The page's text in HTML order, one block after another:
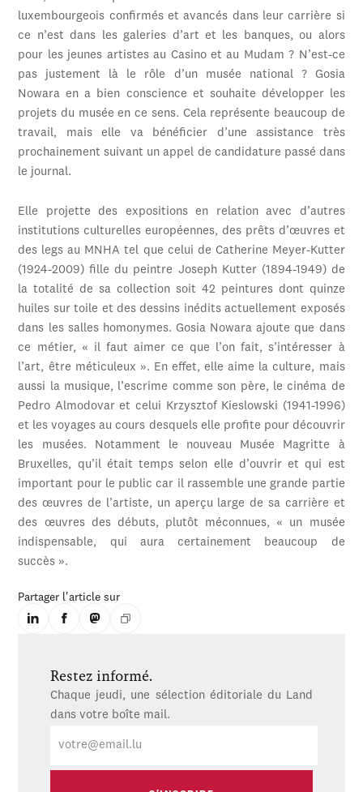
luxembourgeois confirmés et avancés dans leur carrière si
ce n’est dans les galeries d’art et les banques, ou alors
pour les jeunes artistes au Casino et au Mudam ? N’est-ce
pas justement là le rôle d’un musée national ? Gosia
Nowara en a bien conscience et souhaite développer les
projets du musée en ce sens. Cela représente beaucoup de
travail, mais elle va bénéficier d’une assistance très
prochainement suivant un appel de candidature passé dans
le journal.
Elle projette des expositions en relation avec d’autres
institutions culturelles européennes, des prêts d’œuvres et
des legs au MNHA tel que celui de Catherine Meyer-Kutter
(1924-2009) fille du peintre Joseph Kutter (1894-1949) de
la totalité de sa collection soit 42 peintures dont quinze
huiles sur toile et des dessins inédits actuellement exposés
dans les salles homonymes. Gosia Nowara ajoute que dans
ce métier, « il faut aimer ce que l’on fait, s’intéresser à
l’art, être méticuleux ». En effet, elle aime la culture, mais
aussi la musique, l’escrime comme son père, le cinéma de
Pedro Almodovar et celui Krzysztof Kieslowski (1941-1996)
et les voyages au cours desquels elle profite pour découvrir
les musées. Notamment le nouveau Musée Magritte à
Bruxelles, qu’il était temps selon elle d’ouvrir et qui est
important pour le public car il rassemble une grande partie
des œuvres de l’artiste, un aperçu large de sa carrière et
des œuvres des débuts, plutôt méconnues, « un musée
indispensable, qui aura certainement beaucoup de
succès ».
Partager l'article sur
Restez informé.
Chaque jeudi, une sélection éditoriale du Land
dans votre boîte mail.
mail